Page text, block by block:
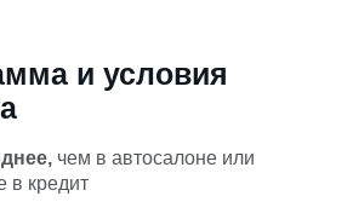
и условия
чем в автосалоне или
в кредит